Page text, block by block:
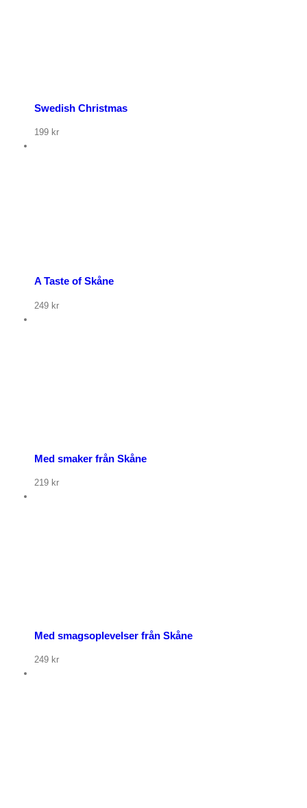
Swedish Christmas
199 kr
A Taste of Skåne
249 kr
Med smaker från Skåne
219 kr
Med smagsoplevelser från Skåne
249 kr